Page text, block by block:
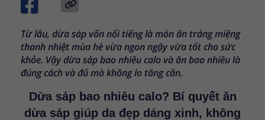
Từ lâu, dừa sáp vốn nổi tiếng là món ăn tráng miệng
thanh nhiệt mùa hè vừa ngon ngậy vừa tốt cho sức
khỏe. Vậy dừa sáp bao nhiêu calo và ăn bao nhiêu là
đúng cách và đủ mà không lo tăng cân.
Dừa sáp bao nhiêu calo? Bí quyết ăn
dừa sáp giúp da đẹp dáng xinh, không